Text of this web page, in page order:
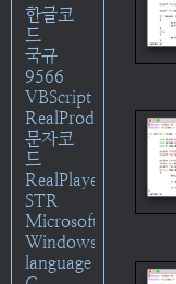
한글코
드
국규
9566
VBScript
RealProducer
문자코
드
RealPlayer
STR
Microsoft
Windows
language